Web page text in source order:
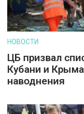
НОВОСТИ
ЦБ призвал
Кубани и
наводнения